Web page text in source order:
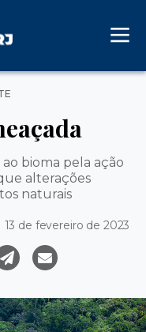
bioma pela ação
alterações
naturais
13 de fevereiro de 2023